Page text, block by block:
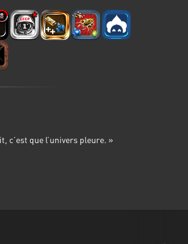
c’est que l’univers pleure. »